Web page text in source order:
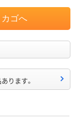
カゴへ
ります。